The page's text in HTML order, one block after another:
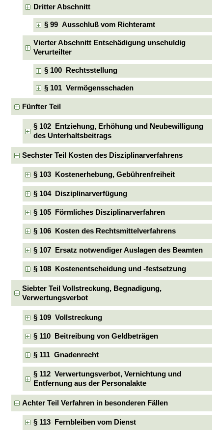
Dritter Abschnitt
§ 99 Ausschluß vom Richteramt
Vierter Abschnitt Entschädigung unschuldig
Verurteilter
§ 100 Rechtsstellung
§ 101 Vermögensschaden
Fünfter Teil
§ 102 Entziehung, Erhöhung und Neubewilligung
des Unterhaltsbeitrags
Sechster Teil Kosten des Disziplinarverfahrens
§ 103 Kostenerhebung, Gebührenfreiheit
§ 104 Disziplinarverfügung
§ 105 Förmliches Disziplinarverfahren
§ 106 Kosten des Rechtsmittelverfahrens
§ 107 Ersatz notwendiger Auslagen des Beamten
§ 108 Kostenentscheidung und -festsetzung
Siebter Teil Vollstreckung, Begnadigung,
Verwertungsverbot
§ 109 Vollstreckung
§ 110 Beitreibung von Geldbeträgen
§ 111 Gnadenrecht
§ 112 Verwertungsverbot, Vernichtung und
Entfernung aus der Personalakte
Achter Teil Verfahren in besonderen Fällen
§ 113 Fernbleiben vom Dienst